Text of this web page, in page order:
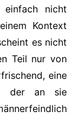
einfach nicht
Kontext
es nicht
Teil nur von
eine
der an sie